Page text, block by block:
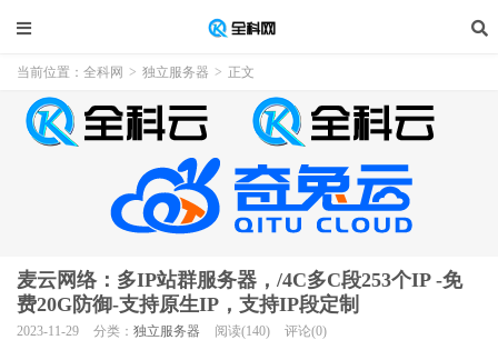
当前位置： 全科网 > 独立服务器 > 正文
麦云网络：多IP站群服务器，/4C多C段253个IP -免
费20G防御-支持原生IP，支持IP段定制
2023-11-29 分类： 独立服务器 阅读(140) 评论(0)